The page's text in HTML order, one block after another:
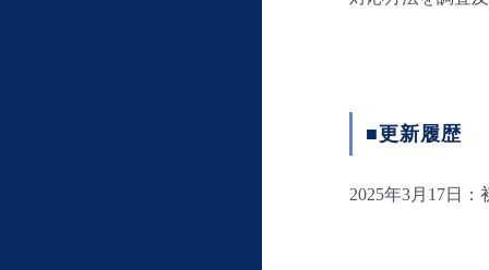
■更新履歴
2025年3月17日：